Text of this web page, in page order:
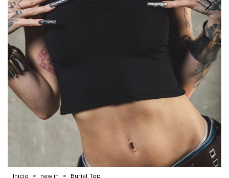
Inicio > new in > Burial Top